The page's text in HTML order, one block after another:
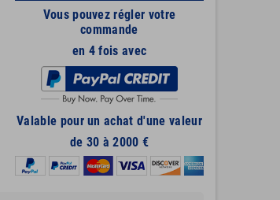
Vous pouvez régler votre
commande
en 4 fois avec
Valable pour un achat d'une valeur
de 30 à 2000 €